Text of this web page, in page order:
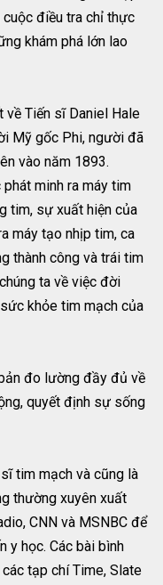
điều tra chỉ thực
khám phá lớn lao
về Tiến sĩ Daniel Hale
Mỹ gốc Phi, người đã
vào năm 1893.
minh ra máy tim
tim, sự xuất hiện của
máy tạo nhịp tim, ca
thành công và trái tim
ta về việc đời
khỏe tim mạch của
đo lường đầy đủ về
quyết định sự sống
tim mạch và cũng là
thường xuyên xuất
CNN và MSNBC để
y học. Các bài bình
tạp chí Time, Slate